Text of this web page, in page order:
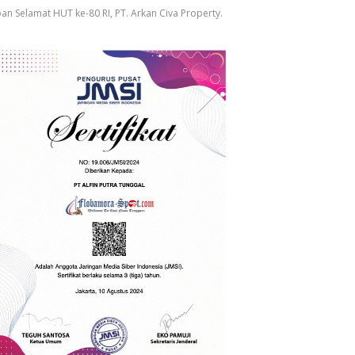
Selamat HUT ke-80 RI, PT. Arkan Civa Property.